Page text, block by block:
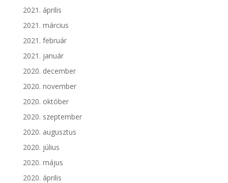
2021. április
2021. március
2021. február
2021. január
2020. december
2020. november
2020. október
2020. szeptember
2020. augusztus
2020. július
2020. május
2020. április